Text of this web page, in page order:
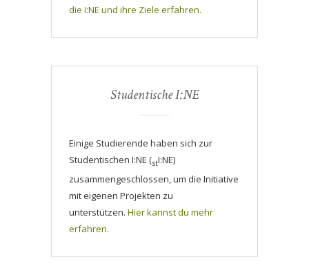
die I:NE und ihre Ziele erfahren.
Studentische I:NE
Einige Studierende haben sich zur
Studentischen I:NE (stI:NE)
zusammengeschlossen, um die Initiative
mit eigenen Projekten zu
unterstützen. Hier kannst du mehr
erfahren.